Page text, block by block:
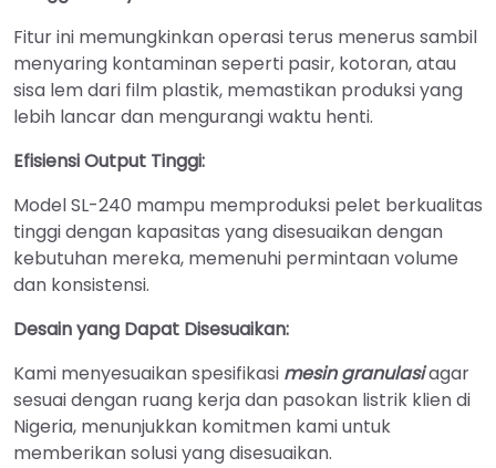
Fitur ini memungkinkan operasi terus menerus sambil
menyaring kontaminan seperti pasir, kotoran, atau
sisa lem dari film plastik, memastikan produksi yang
lebih lancar dan mengurangi waktu henti.
Efisiensi Output Tinggi:
Model SL-240 mampu memproduksi pelet berkualitas
tinggi dengan kapasitas yang disesuaikan dengan
kebutuhan mereka, memenuhi permintaan volume
dan konsistensi.
Desain yang Dapat Disesuaikan:
Kami menyesuaikan spesifikasi mesin granulasiagar
sesuai dengan ruang kerja dan pasokan listrik klien di
Nigeria, menunjukkan komitmen kami untuk
memberikan solusi yang disesuaikan.